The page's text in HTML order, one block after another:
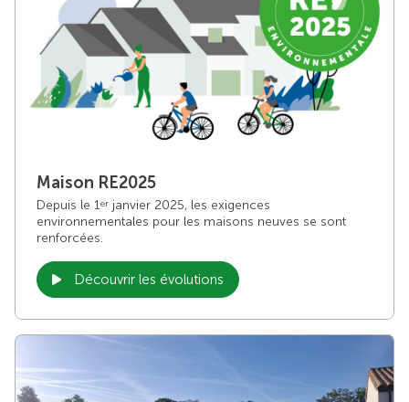
Maison RE2025
Depuis le 1er janvier 2025, les exigences
environnementales pour les maisons neuves se sont
renforcées.
Découvrir les évolutions